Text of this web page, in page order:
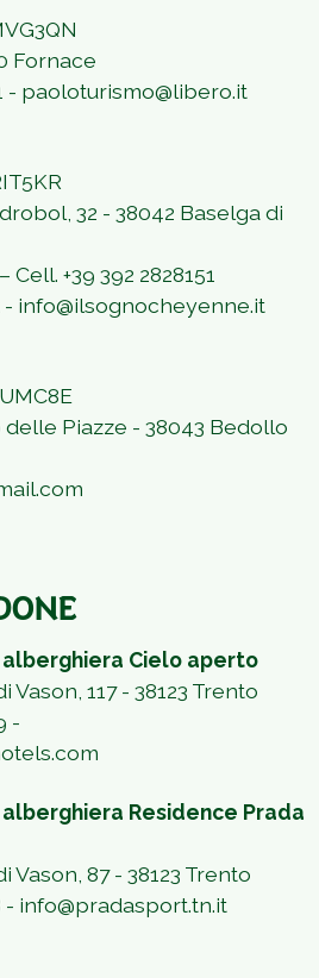
Fornace
- paoloturismo@libero.it
32 - 38042 Baselga di
Cell. +39 392 2828151
info@ilsognocheyenne.it
delle Piazze - 38043 Bedollo
Cielo aperto
Vason, 117 - 38123 Trento
-
Residence Prada
Vason, 87 - 38123 Trento
- info@pradasport.tn.it